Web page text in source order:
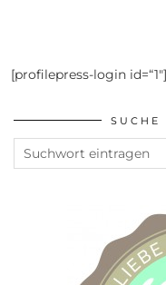
[profilepress-login id=“1″]
SUCHE